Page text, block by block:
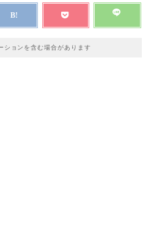
ションを含む場合があります